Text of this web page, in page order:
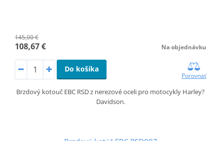
145,00 €
108,67 € Na objednávku
Do košíka
Porovnať
Brzdový kotouč EBC RSD z nerezové oceli pro motocykly Harley?
Davidson.